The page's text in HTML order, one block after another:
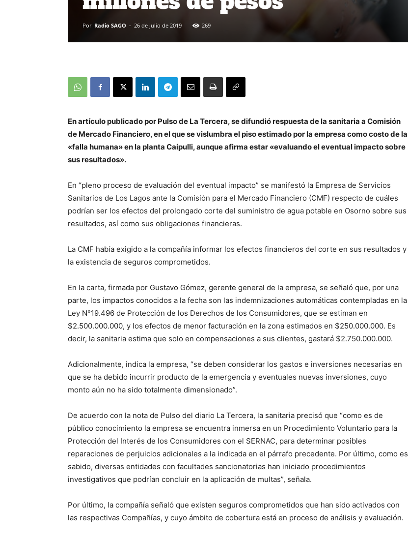
Por Radio SAGO - 26 de julio de 2019 269
En artículo publicado por Pulso de La Tercera, se difundió respuesta de la sanitaria a Comisión
de Mercado Financiero, en el que se vislumbra el piso estimado por la empresa como costo de la
«falla humana» en la planta Caipulli, aunque afirma estar «evaluando el eventual impacto sobre
sus resultados».
En “pleno proceso de evaluación del eventual impacto” se manifestó la Empresa de Servicios
Sanitarios de Los Lagos ante la Comisión para el Mercado Financiero (CMF) respecto de cuáles
podrían ser los efectos del prolongado corte del suministro de agua potable en Osorno sobre sus
resultados, así como sus obligaciones financieras.
La CMF había exigido a la compañía informar los efectos financieros del corte en sus resultados y
la existencia de seguros comprometidos.
En la carta, firmada por Gustavo Gómez, gerente general de la empresa, se señaló que, por una
parte, los impactos conocidos a la fecha son las indemnizaciones automáticas contempladas en la
Ley N°19.496 de Protección de los Derechos de los Consumidores, que se estiman en
$2.500.000.000, y los efectos de menor facturación en la zona estimados en $250.000.000. Es
decir, la sanitaria estima que solo en compensaciones a sus clientes, gastará $2.750.000.000.
Adicionalmente, indica la empresa, “se deben considerar los gastos e inversiones necesarias en
que se ha debido incurrir producto de la emergencia y eventuales nuevas inversiones, cuyo
monto aún no ha sido totalmente dimensionado”.
De acuerdo con la nota de Pulso del diario La Tercera, la sanitaria precisó que “como es de
público conocimiento la empresa se encuentra inmersa en un Procedimiento Voluntario para la
Protección del Interés de los Consumidores con el SERNAC, para determinar posibles
reparaciones de perjuicios adicionales a la indicada en el párrafo precedente. Por último, como es
sabido, diversas entidades con facultades sancionatorias han iniciado procedimientos
investigativos que podrían concluir en la aplicación de multas”, señala.
Por último, la compañía señaló que existen seguros comprometidos que han sido activados con
las respectivas Compañías, y cuyo ámbito de cobertura está en proceso de análisis y evaluación.